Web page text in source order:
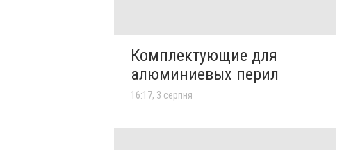
Комплектующие для
алюминиевых перил
16:17, 3 серпня